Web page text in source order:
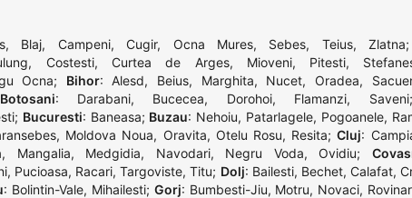
, Blaj, Campeni, Cugir, Ocna Mures, Sebes, Teius,Zlatna
, Costesti, Curtea de Arges, Mioveni, Pitesti,
Ocna; Bihor:Alesd, Beius, Marghita, Nucet, Oradea,
Botosani: Darabani, Bucecea, Dorohoi, Flamanzi, Saveni
; Bucuresti: Baneasa; Buzau: Nehoiu, Patarlagele, Pogoanele,
, Moldova Noua, Oravita, Otelu Rosu, Resita;Cluj:
, Mangalia, Medgidia, Navodari, Negru Voda, Ovidiu;
, Pucioasa, Racari,Targoviste,Titu; Dolj: Bailesti, Bechet, Calafat,
: Bolintin-Vale, Mihailesti; Gorj: Bumbesti-Jiu, Motru, Novaci,